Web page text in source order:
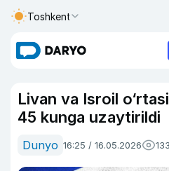
Toshkent
Livan va Isroil
45 kunga uzaytirildi
Dunyo 16:25 / 16.05.2026